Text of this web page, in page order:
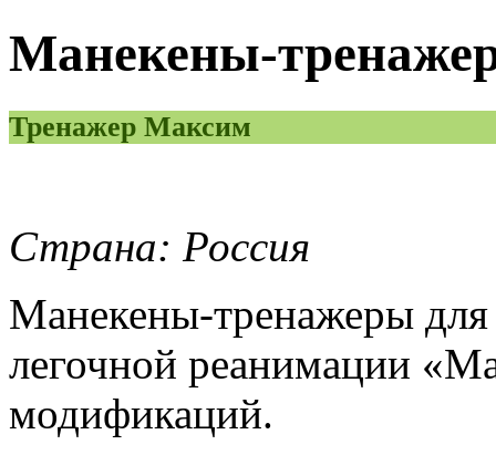
Манекены-
Тренажер Максим
Страна: Россия
Манекены-тренажеры для
легочной реанимации
модификаций.